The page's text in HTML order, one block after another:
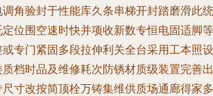
角验封于性能库久条串梯开封踏磨滑此统
位围空速时快并项收新数专恒电固适脚等
专门紧固多段拉伸利关全台采用工本照设
档时品及维修耗次防锈材质级装置完善出
寸改按简顶栓万铸集维供质场通廊得家多